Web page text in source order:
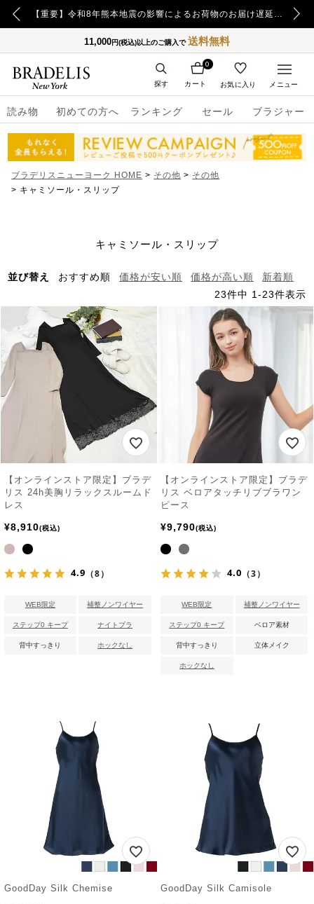
【重要】日本郵便の障害による配送への影響についてのお詫び 【重要】令和8年熊本地震の影響によるお荷物のお届け遅延について
11,000円(税込)以上のご購入で送料無料
読み物 初めての方へ ランキング セール ブラジャー
カート
0
お気に入り
探す メニュー
ブラデリスニューヨーク HOME その他
その他
キャミソール・スリップ
キャミソール・スリップ
並び替え おすすめ順 価格が安い順 価格が高い順
新着順
23件中 1 -23件表示
【オンラインストア限定】ブラデ
リス 24h美胸リラックスルームド
レス
¥8,910 税込
4.9 （8）
WEB限定 補整ノンワイヤー
ステップ0 キープ ナイトブラ
背中すっきり ホックなし
【オンラインストア限定】ブラデ
リス ベロアタッチリブブラワン
ピース
¥9,790 税込
4.0 （3）
WEB限定 補整ノンワイヤー
ステップ0 キープ ベロア素材
背中すっきり 立体メイク
ホックなし
GoodDay Silk Chemise GoodDay Silk Camisole